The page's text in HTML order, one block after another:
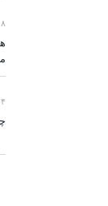
۸ آبان, ۱۴۰۴
۴ آبان, ۱۴۰۴